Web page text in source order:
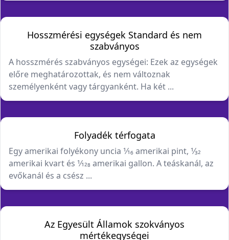
Hosszmérési egységek Standard és nem
szabványos
A hosszmérés szabványos egységei: Ezek az egységek
előre meghatározottak, és nem változnak
személyenként vagy tárgyanként. Ha két ...
Folyadék térfogata
Egy amerikai folyékony uncia 1⁄16 amerikai pint, 1⁄32
amerikai kvart és 1⁄128 amerikai gallon. A teáskanál, az
evőkanál és a csész ...
Az Egyesült Államok szokványos
mértékegységei